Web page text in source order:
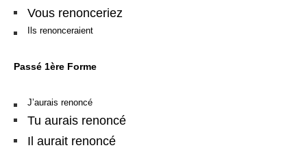
Vous renonceriez
Ils renonceraient
Passé 1ère Forme
J’aurais renoncé
Tu aurais renoncé
Il aurait renoncé